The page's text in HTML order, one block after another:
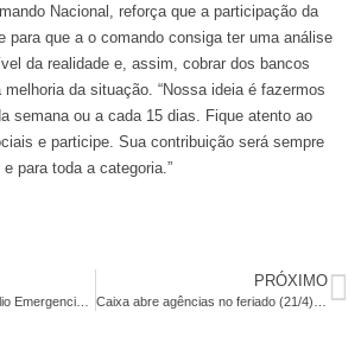
Nacional, reforça que a participação da
para que a o comando consiga ter uma análise
da realidade e, assim, cobrar dos bancos
da situação. “Nossa ideia é fazermos
semana ou a cada 15 dias. Fique atento ao
e participe. Sua contribuição será sempre
para toda a categoria.”
PRÓXIMO